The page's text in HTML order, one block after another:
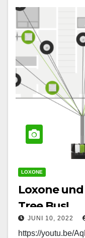
LOXONE
Loxone und
Tree Bus!
JUNI 10, 2022
https://youtu.be/